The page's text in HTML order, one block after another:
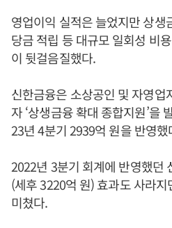
영업이익 실적은 늘었지만 상생
당금 적립 등 대규모 일회성 비
이 뒷걸음질했다.
신한금융은 소상공인 및 자영업
자 ‘상생금융 확대 종합지원’을
23년 4분기 2939억 원을 반영했
2022년 3분기 회계에 반영했던
(세후 3220억 원) 효과도 사라
미쳤다.